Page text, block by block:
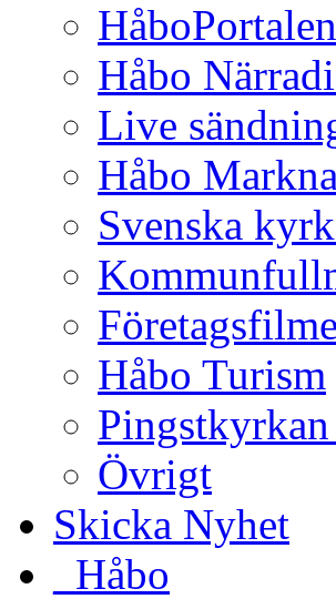
Håbo
Live
Håbo
Svenska
Håbo Turism
Övrigt
Skicka Nyhet
_Håbo